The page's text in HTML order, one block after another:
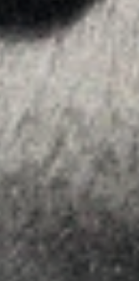
DE PRIVACIDAD